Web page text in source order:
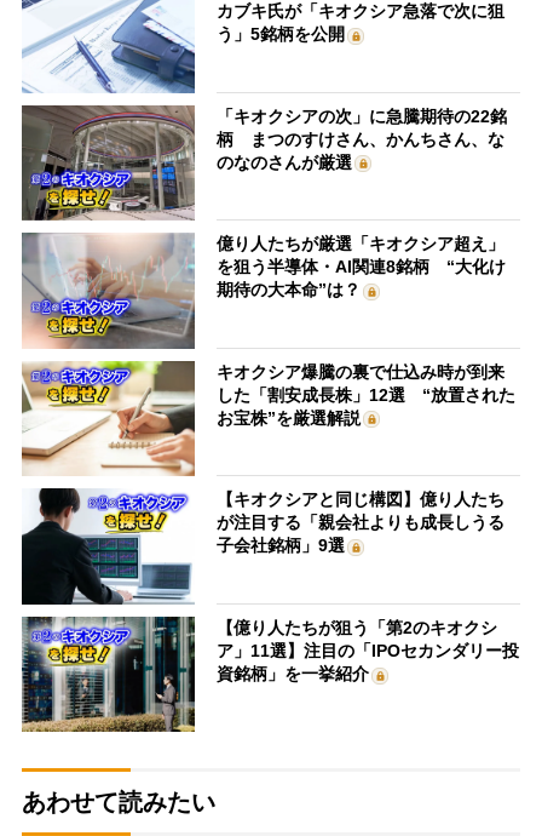
カブキ氏が「キオクシア急落で次に狙
う」5銘柄を公開
「キオクシアの次」に急騰期待の22銘
柄 まつのすけさん、かんちさん、な
のなのさんが厳選
億り人たちが厳選「キオクシア超え」
を狙う半導体・AI関連8銘柄 “大化け
期待の大本命”は？
キオクシア爆騰の裏で仕込み時が到来
した「割安成長株」12選 “放置された
お宝株”を厳選解説
【キオクシアと同じ構図】億り人たち
が注目する「親会社よりも成長しうる
子会社銘柄」9選
【億り人たちが狙う「第2のキオクシ
ア」11選】注目の「IPOセカンダリー投
資銘柄」を一挙紹介
あわせて読みたい